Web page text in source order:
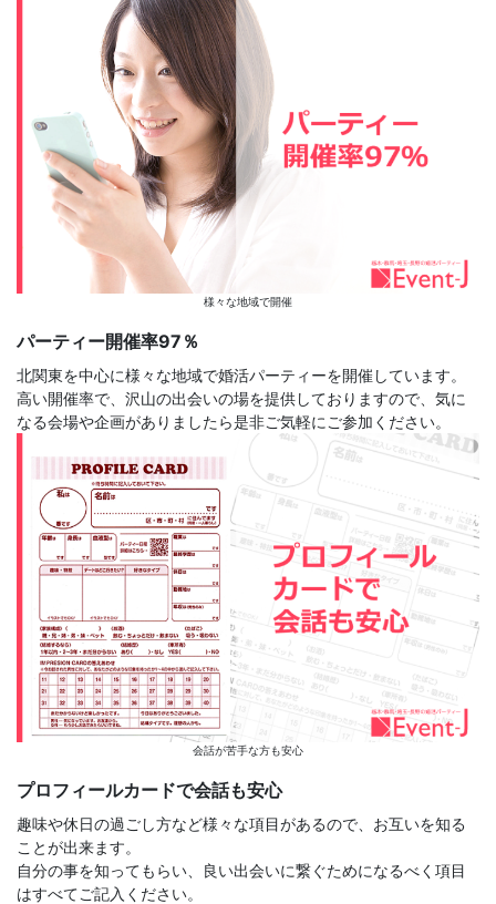
様々な地域で開催
パーティー開催率97％
北関東を中心に様々な地域で婚活パーティーを開催しています。
高い開催率で、沢山の出会いの場を提供しておりますので、気に
なる会場や企画がありましたら是非ご気軽にご参加ください。
会話が苦手な方も安心
プロフィールカードで会話も安心
趣味や休日の過ごし方など様々な項目があるので、お互いを知る
ことが出来ます。
自分の事を知ってもらい、良い出会いに繋ぐためになるべく項目
はすべてご記入ください。